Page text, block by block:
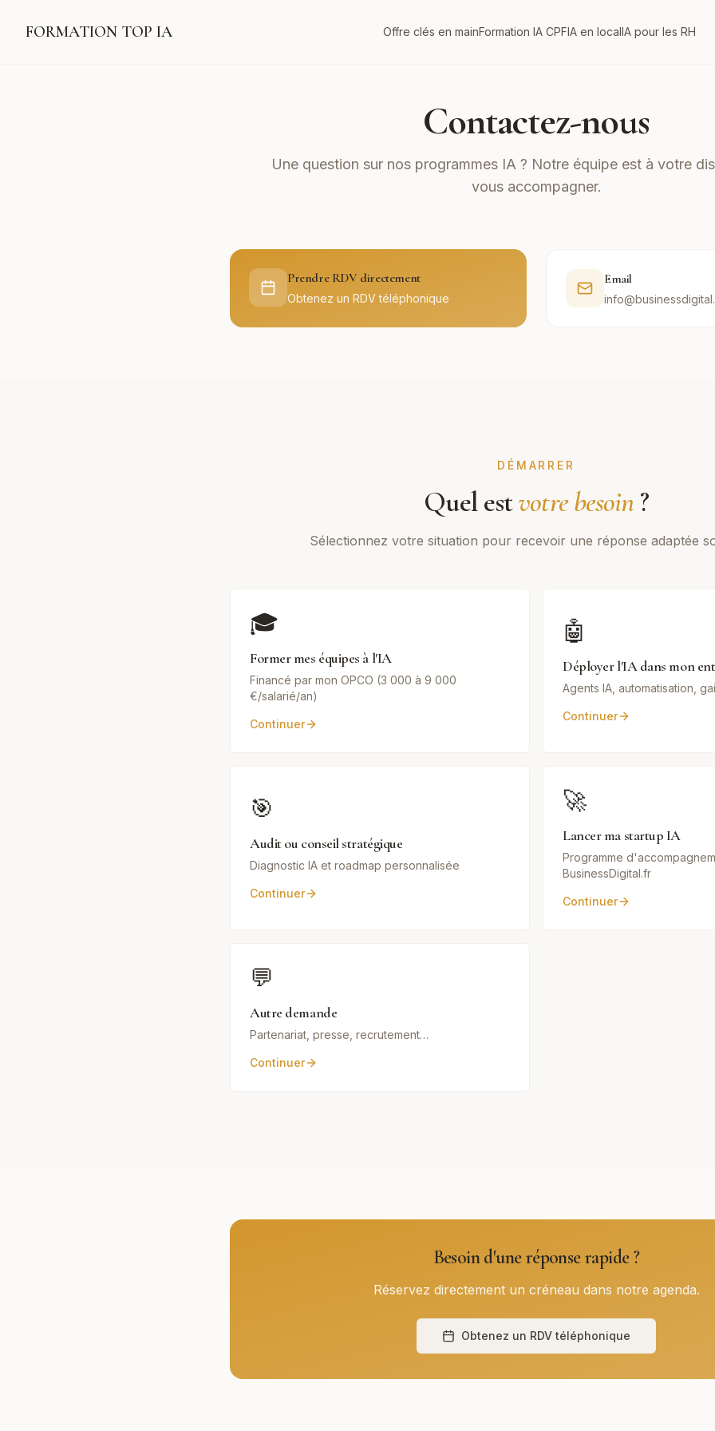
FORMATION TOP IA Offre clés en mainFormation IA CPFIA en localIA pour les RH
Contactez-nous
Une question sur nos programmes IA ? Notre équipe est à votre
vous accompagner.
Prendre RDV directement
Obtenez un RDV téléphonique
Email
DÉMARRER
Quel estvotre besoin?
Sélectionnez votre situation pour recevoir une réponse adaptée
🎓
Former mes équipes à l'IA
Financé par mon OPCO (3 000 à 9 000
€/salarié/an)
Continuer
🤖
Déployer l'IA dans mon
Agents IA, automatisation,
Continuer
🎯
Audit ou conseil stratégique
Diagnostic IA et roadmap personnalisée
Continuer
🚀
Lancer ma startup IA
Programme
BusinessDigital.fr
Continuer
💬
Autre demande
Partenariat, presse, recrutement…
Continuer
Besoin d'une réponse rapide ?
Réservez directement un créneau dans notre agenda.
Obtenez un RDV téléphonique